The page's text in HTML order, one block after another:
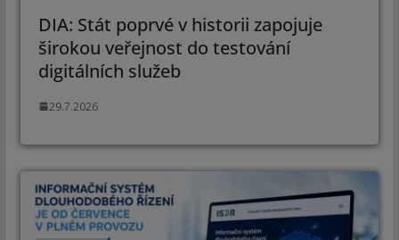
DIA: Stát poprvé v historii zapojuje
širokou veřejnost do testování
digitálních služeb
29.7.2026